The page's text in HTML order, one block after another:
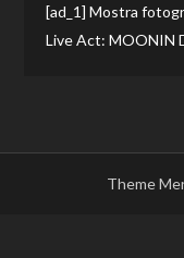
[ad_1] Mostra
Live Act: MOONIN
Theme